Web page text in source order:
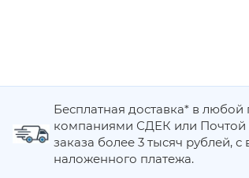
Бесплатная доставка* в любой
компаниями СДЕК или Почтой
заказа более 3 тысяч рублей,
наложенного платежа.